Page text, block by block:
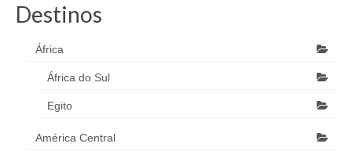
Destinos
África
África do Sul
Egito
América Central